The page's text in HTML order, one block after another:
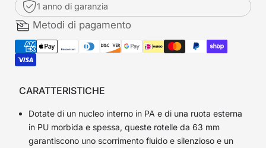
1 anno di garanzia
Metodi di pagamento
CARATTERISTICHE
Dotate di un nucleo interno in PA e di una ruota esterna
in PU morbida e spessa, queste rotelle da 63 mm
garantiscono uno scorrimento fluido e silenzioso e un